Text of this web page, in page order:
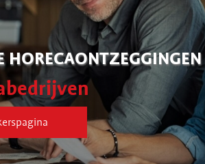
HORECAONTZEGGINGEN